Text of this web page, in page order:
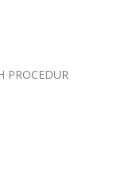
PROCEDUR